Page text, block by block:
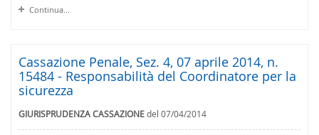
Continua...
Cassazione Penale, Sez. 4, 07 aprile 2014, n.
15484 - Responsabilità del Coordinatore per la
sicurezza
GIURISPRUDENZA CASSAZIONEdel 07/04/2014